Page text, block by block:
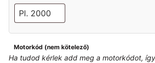
Motorkód (nem kötelező)
Ha tudod kérlek add meg a motorkódot,